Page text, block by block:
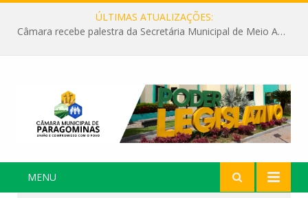
ÚLTIMAS ATUALIZAÇÕES:
Câmara recebe palestra da Secretária Municipal de Meio Ambiente sobre as ações da “SEMANA DO MEIO AMBIENTE”
MENU